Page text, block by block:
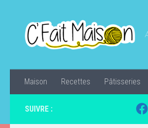
Maison Recettes Pâtisseries
SUIVRE :